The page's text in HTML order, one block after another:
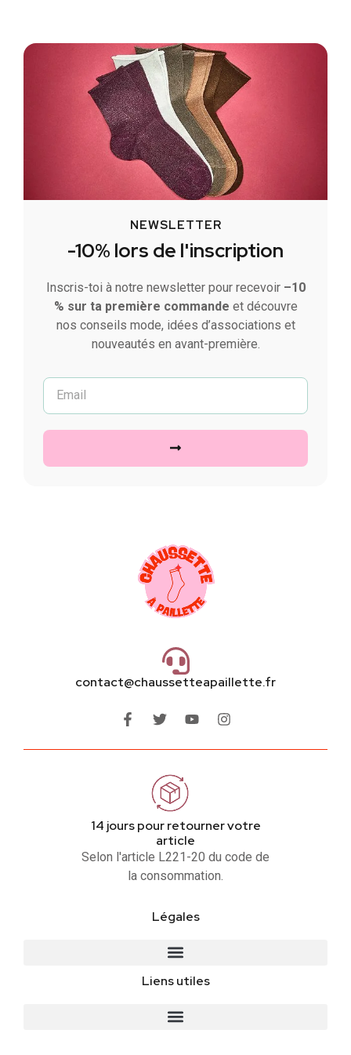
NEWSLETTER
-10% lors de l'inscription
Inscris-toi à notre newsletter pour recevoir –10
% sur ta première commande et découvre
nos conseils mode, idées d’associations et
nouveautés en avant-première.
contact@chaussetteapaillette.fr
14 jours pour retourner votre
article
Selon l'article L221-20 du code de
la consommation.
Légales
Liens utiles